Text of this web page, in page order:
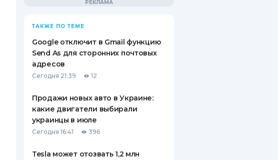
ТАКЖЕ ПО ТЕМЕ
Google отключит в Gmail функцию
Send As для сторонних почтовых
адресов
Сегодня 21:39 12
Продажи новых авто в Украине:
какие двигатели выбирали
украинцы в июле
Сегодня 16:41 396
Tesla может отозвать 1,2 млн